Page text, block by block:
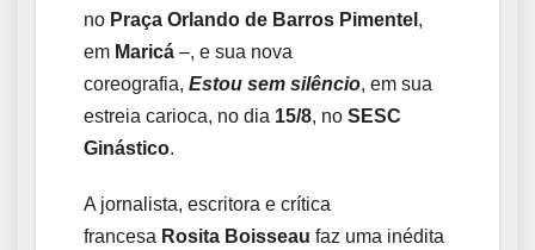
no Praça Orlando de Barros Pimentel ,
em Maricá –, e sua nova
coreografia, Estou sem silêncio, em sua
estreia carioca, no dia 15/8, no SESC
Ginástico.
A jornalista, escritora e crítica
francesa Rosita Boisseau faz uma inédita